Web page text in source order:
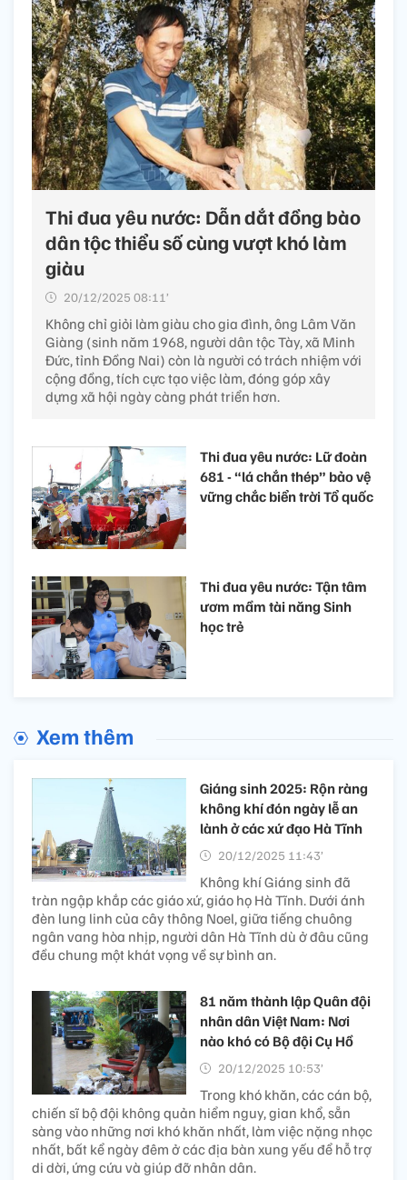
Thi đua yêu nước: Dẫn dắt đồng bào
dân tộc thiểu số cùng vượt khó làm
giàu
20/12/2025 08:11’
Không chỉ giỏi làm giàu cho gia đình, ông Lâm Văn
Giàng (sinh năm 1968, người dân tộc Tày, xã Minh
Đức, tỉnh Đồng Nai) còn là người có trách nhiệm với
cộng đồng, tích cực tạo việc làm, đóng góp xây
dựng xã hội ngày càng phát triển hơn.
Thi đua yêu nước: Lữ đoàn
681 - “lá chắn thép” bảo vệ
vững chắc biển trời Tổ quốc
Thi đua yêu nước: Tận tâm
ươm mầm tài năng Sinh
học trẻ
Xem thêm
Giáng sinh 2025: Rộn ràng
không khí đón ngày lễ an
lành ở các xứ đạo Hà Tĩnh
20/12/2025 11:43’
Không khí Giáng sinh đã
tràn ngập khắp các giáo xứ, giáo họ Hà Tĩnh. Dưới ánh
đèn lung linh của cây thông Noel, giữa tiếng chuông
ngân vang hòa nhịp, người dân Hà Tĩnh dù ở đâu cũng
đều chung một khát vọng về sự bình an.
81 năm thành lập Quân đội
nhân dân Việt Nam: Nơi
nào khó có Bộ đội Cụ Hồ
20/12/2025 10:53’
Trong khó khăn, các cán bộ,
chiến sĩ bộ đội không quản hiểm nguy, gian khổ, sẵn
sàng vào những nơi khó khăn nhất, làm việc nặng nhọc
nhất, bất kể ngày đêm ở các địa bàn xung yếu để hỗ trợ
di dời, ứng cứu và giúp đỡ nhân dân.